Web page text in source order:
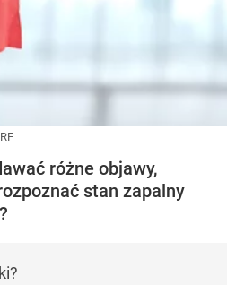
różne objawy,
stan zapalny